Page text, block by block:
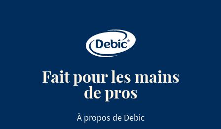
Fait pour les mains
de pros
À propos de Debic